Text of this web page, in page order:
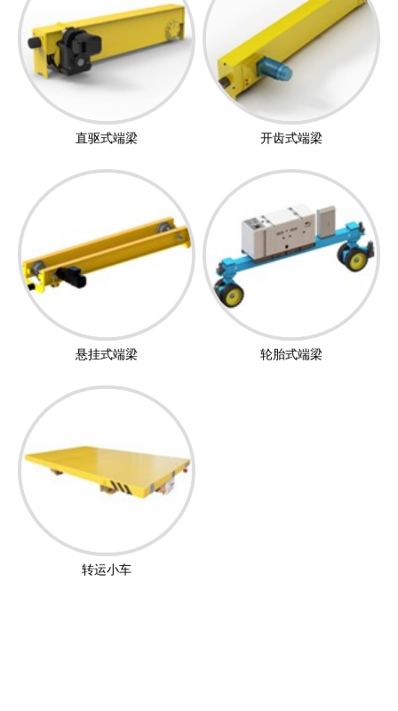
直驱式端梁 开齿式端梁
悬挂式端梁 轮胎式端梁
转运小车